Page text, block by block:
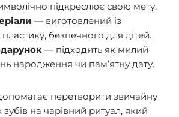
підкреслює свою мету.
— виготовлений із
безпечного для дітей.
— підходить як милий
народження чи пам’ятну дату.
перетворити звичайну
на чарівний ритуал, який